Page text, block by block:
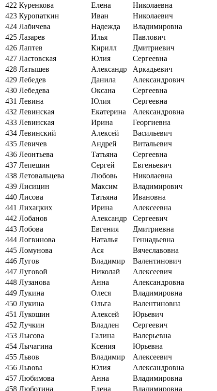
422 Куренкова Елена
Николаевна
423 Куропаткин Иван
Николаевич
424 Лабичева Надежда
Владимировна
425 Лазарев Илья
Павлович
426 Лаптев Кирилл
Дмитриевич
427 Ластовская Юлия
Сергеевна
428 Латышев Александр
Аркадьевич
429 Лебедев Данила
Александрович
430 Лебедева Оксана
Сергеевна
431 Левина Юлия
Сергеевна
432 Левинская Екатерина
Александровна
433 Левинская Ирина
Георгиевна
434 Левинский Алексей
Васильевич
435 Левичев Андрей
Витальевич
436 Леонтьева Татьяна
Сергеевна
437 Лепешин Сергей
Евгеньевич
438 Летовальцева Любовь
Николаевна
439 Лисицин Максим
Владимирович
440 Лисова Татьяна
Ивановна
441 Лихацких Ирина
Алексеевна
442 Лобанов Александр
Сергеевич
443 Лобова Евгения
Дмитриевна
444 Логвинова Наталья
Геннадьевна
445 Ломунова Ася
Вячеславовна
446 Лугов Владимир
Валентинович
447 Луговой Николай
Алексеевич
448 Лузанова Анна
Александровна
449 Лукина Олеся
Владимировна
450 Лукина Ольга
Валентиновна
451 Лукошин Алексей
Юрьевич
452 Лучкин Владлен
Сергеевич
453 Лысова Галина
Валерьевна
454 Лычагина Ксения
Юрьевна
455 Львов Владимир
Алексеевич
456 Львова Юлия
Александровна
457 Любимова Анна
Владимировна
458 Люботина Елена Владимировна